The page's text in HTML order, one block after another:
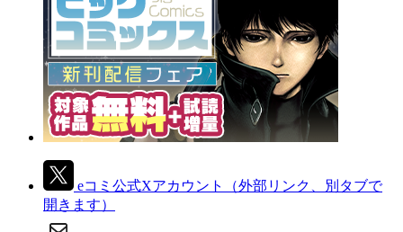
eコミ公式Xアカウント
（外部リンク、別タブで
開きます）